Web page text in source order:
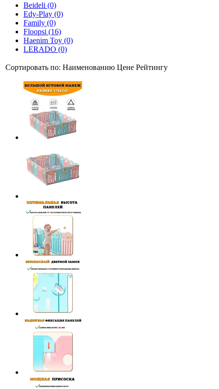
Beideli (0)
Edy-Play (0)
Family (0)
Floopsi (16)
Haenim Toy (0)
LERADO (0)
Сортировать по: Наименованию Цене Рейтингу